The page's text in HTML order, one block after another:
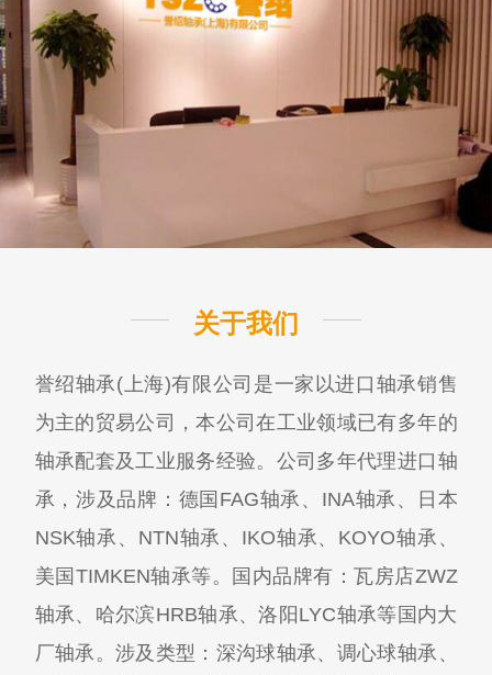
关于我们
誉绍轴承(上海)有限公司是一家以进口轴承销售
为主的贸易公司，本公司在工业领域已有多年的
轴承配套及工业服务经验。公司多年代理进口轴
承，涉及品牌：德国FAG轴承、INA轴承、日本
NSK轴承、NTN轴承、IKO轴承、KOYO轴承、
美国TIMKEN轴承等。国内品牌有：瓦房店ZWZ
轴承、哈尔滨HRB轴承、洛阳LYC轴承等国内大
厂轴承。涉及类型：深沟球轴承、调心球轴承、